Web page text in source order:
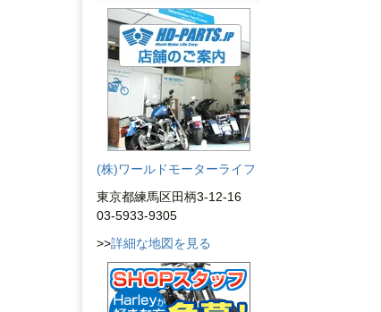
(株)ワールドモーターライフ
東京都練馬区田柄3-12-16
03-5933-9305
>>詳細な地図を見る